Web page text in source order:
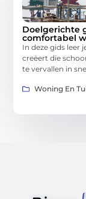
Doelgerichte
comfortabel
In deze gids leer
creëert die
te vervallen in
Woning En